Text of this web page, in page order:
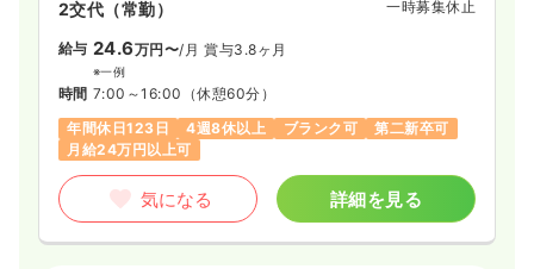
2交代（常勤） 一時募集休止
給与 24.6万円〜/月 賞与3.8ヶ月
※一例
時間 7:00～16:00 （休憩60分）
年間休日123日
4週8休以上 ブランク可
第二新卒可
月給24万円以上可
気になる 詳細を見る